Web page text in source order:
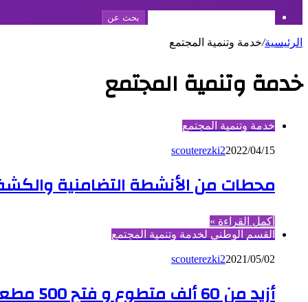
بحث عن
الرئيسية/خدمة وتنمية المجتمع
خدمة وتنمية المجتمع
خدمة وتنمية المجتمع
scouterezki22022/04/15
محطات من الأنشطة التضامنية
أكمل القراءة »
القسم الوطني لخدمة وتنمية المجتمع
scouterezki22021/05/02
أزيد من 60 ألف متطوع و فتح 500 مطعم عبر مختلف ربوع الوطن